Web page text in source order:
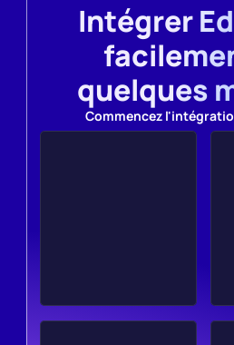
Intégrer
quelques
Commencez